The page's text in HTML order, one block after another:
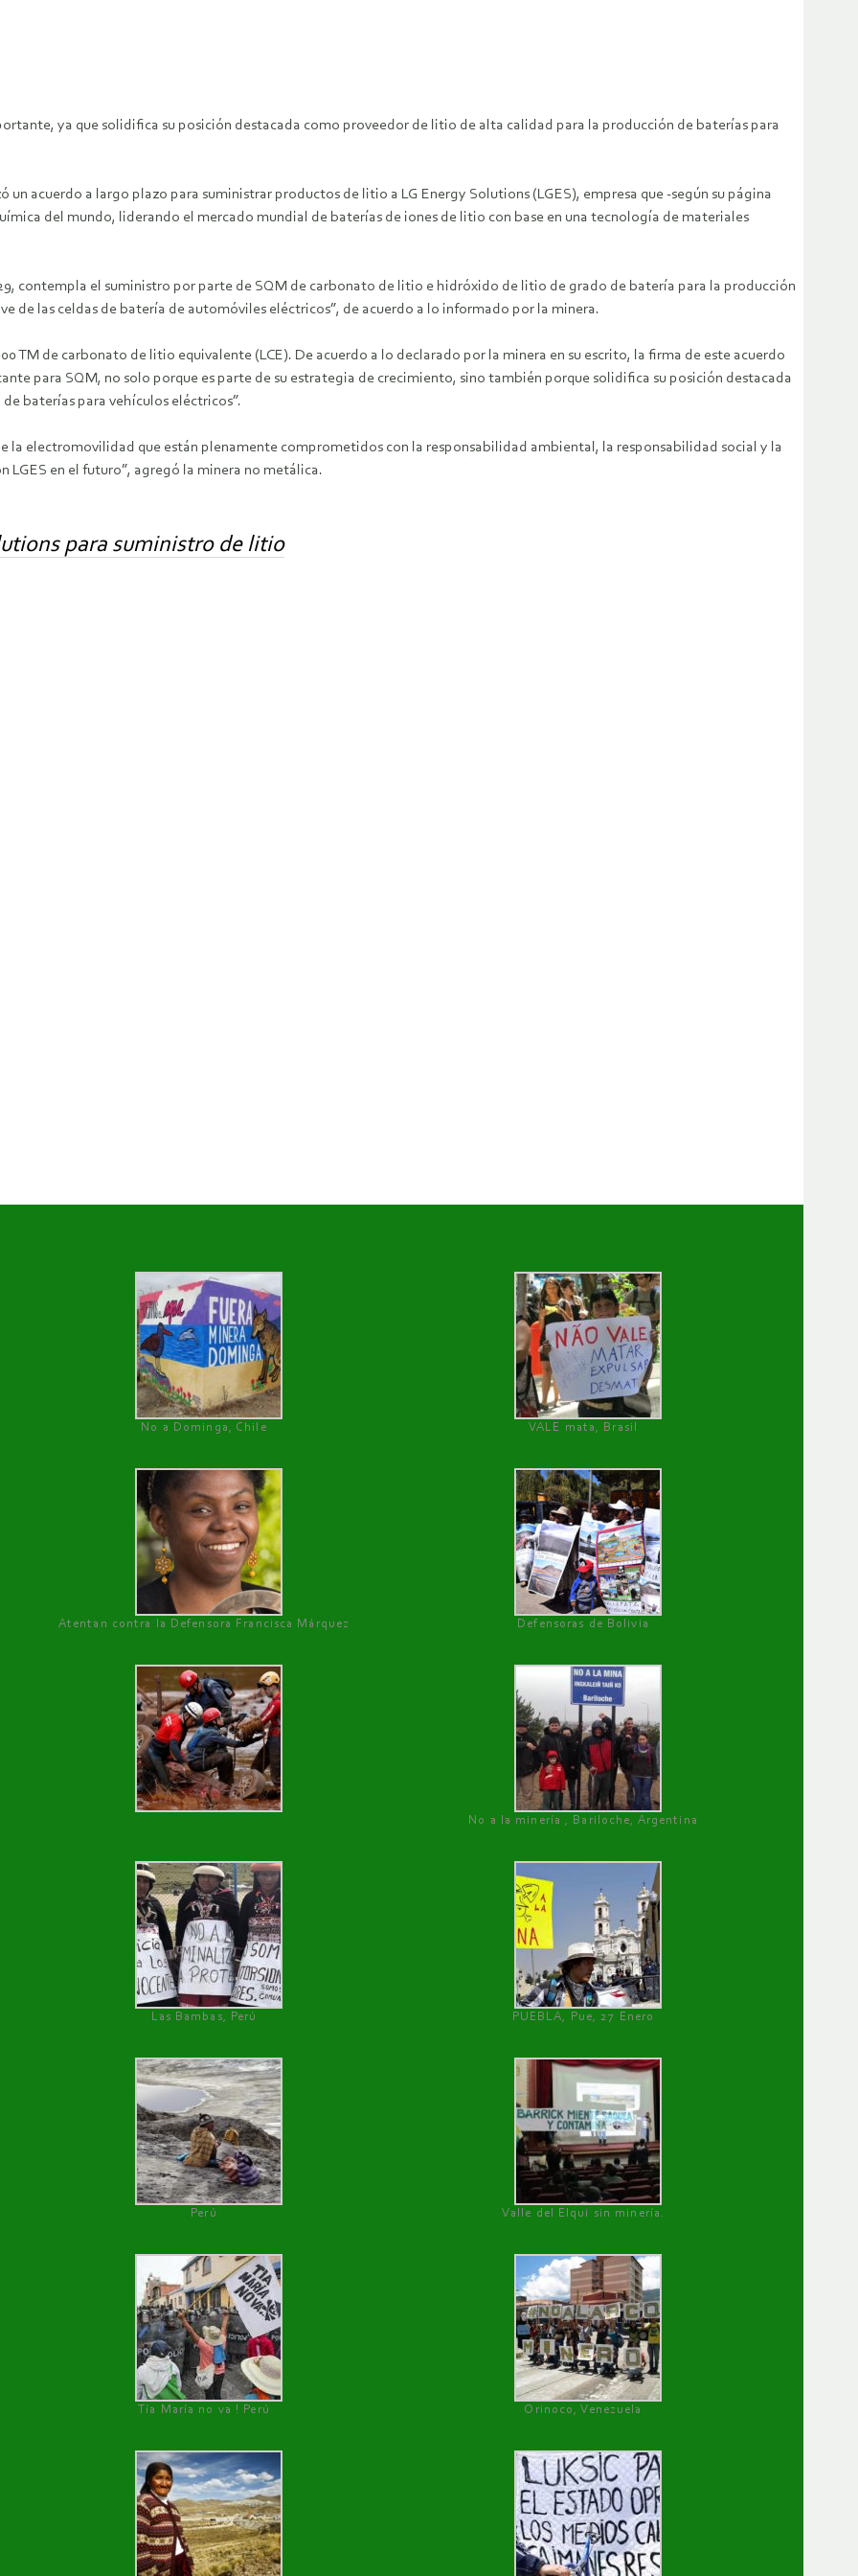
ya que solidifica su posición destacada como proveedor de litio de alta calidad para la producción de baterías para
un acuerdo a largo plazo para suministrar productos de litio a LG Energy Solutions (LGES), empresa que -según su página
del mundo, liderando el mercado mundial de baterías de iones de litio con base en una tecnología de materiales
contempla el suministro por parte de SQM de carbonato de litio e hidróxido de litio de grado de batería para la producción
de las celdas de batería de automóviles eléctricos”, de acuerdo a lo informado por la minera.
TM de carbonato de litio equivalente (LCE). De acuerdo a lo declarado por la minera en su escrito, la firma de este acuerdo
para SQM, no solo porque es parte de su estrategia de crecimiento, sino también porque solidifica su posición destacada
baterías para vehículos eléctricos”.
la electromovilidad que están plenamente comprometidos con la responsabilidad ambiental, la responsabilidad social y la
LGES en el futuro”, agregó la minera no metálica.
para suministro de litio
No a Dominga, Chile
VALE mata, Brasil
Atentan contra la Defensora Francisca Márquez Defensoras de Bolivia
No a la minería , Bariloche, Argentina
Las Bambas, Perú PUEBLA, Pue, 27 Enero
Perú Valle del Elqui sin minería.
Tía María no va ! Perú Orinoco, Venezuela